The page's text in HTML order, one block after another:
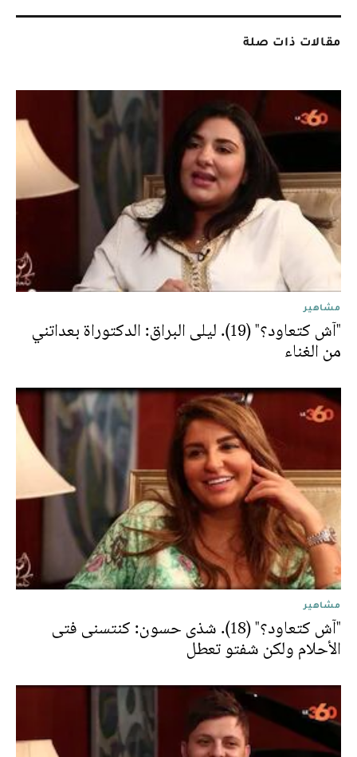
مقالات ذات صلة
مشاهير
"آش كتعاود؟" (19). ليلى البراق: الدكتوراة بعداتني
من الغناء
مشاهير
"آش كتعاود؟" (18). شذى حسون: كنتسنى فتى
الأحلام ولكن شفتو تعطل